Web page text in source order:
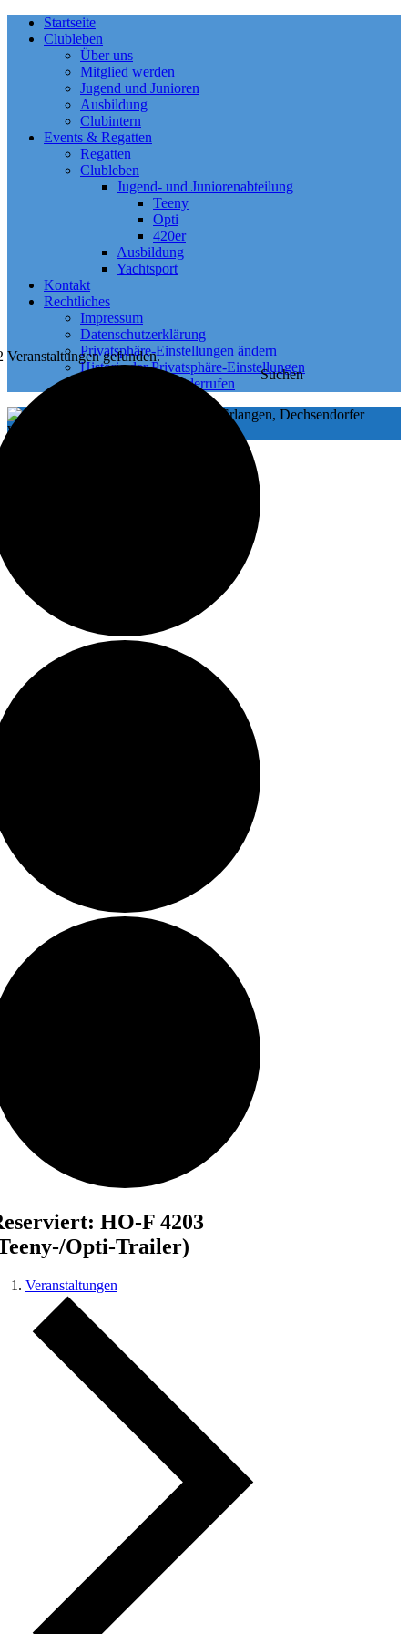
Startseite
Clubleben
Über uns
Mitglied werden
Jugend und Junioren
Ausbildung
Clubintern
Events & Regatten
Regatten
Clubleben
Jugend- und Juniorenabteilung
Teeny
Opti
420er
Ausbildung
Yachtsport
Kontakt
Rechtliches
Impressum
Datenschutzerklärung
Privatsphäre-Einstellungen ändern
Historie der Privatsphäre-Einstellungen
Einwilligungen widerrufen
Veranstaltungen gefunden.
HO-F 4203
Opti-Trailer)
Veranstaltungen
Suchen